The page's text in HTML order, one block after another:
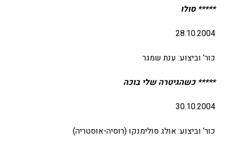
***** סולו
28.10.2004
כור’ וביצוע: ענת שמגר
***** כשהגיטרה שלי בוכה
30.10.2004
כור’ וביצוע: אולג סולימנקו (רוסיה-אוסטריה)